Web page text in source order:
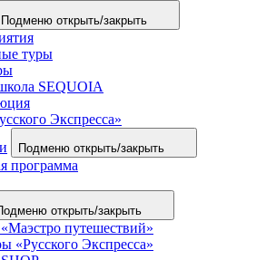
Подменю открыть/закрыть
туры
SEQUOIA
Экспресса»
Подменю открыть/закрыть
программа
открыть/закрыть
путешествий»
«Русского Экспресса»